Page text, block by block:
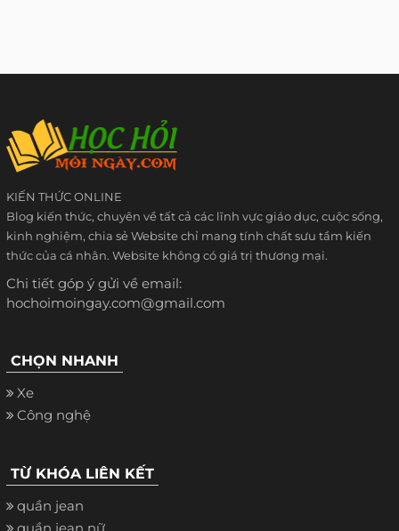
KIẾN THỨC ONLINE
Blog kiến thức, chuyên về tất cả các lĩnh vực giáo dục, cuộc sống,
kinh nghiệm, chia sẻ Website chỉ mang tính chất sưu tầm kiến
thức của cá nhân. Website không có giá trị thương mại.
Chi tiết góp ý gửi về email:
hochoimoingay.com@gmail.com
CHỌN NHANH
Xe
Công nghệ
TỪ KHÓA LIÊN KẾT
quần jean
quần jean nữ